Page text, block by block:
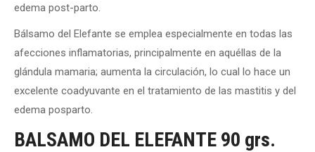
edema post-parto.
Bálsamo del Elefante se emplea especialmente en todas las
afecciones inflamatorias, principalmente en aquéllas de la
glándula mamaria; aumenta la circulación, lo cual lo hace un
excelente coadyuvante en el tratamiento de las mastitis y del
edema posparto.
BALSAMO DEL ELEFANTE 90 grs.